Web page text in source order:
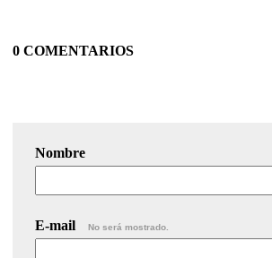
0 COMENTARIOS
Nombre
E-mail No será mostrado.